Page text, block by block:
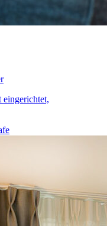
eingerichtet,